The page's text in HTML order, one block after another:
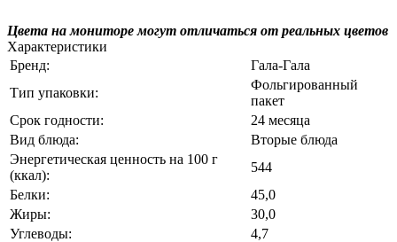
Цвета на мониторе могут отличаться от реальных цветов
Характеристики
Бренд:
Гала-Гала
Тип упаковки:
Фольгированный
пакет
Срок годности:
24 месяца
Вид блюда:
Вторые блюда
Энергетическая ценность на 100 г
(ккал):
544
Белки:
45,0
Жиры:
30,0
Углеводы:
4,7